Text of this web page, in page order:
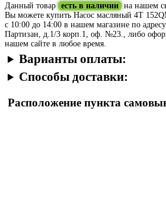
Данный товар есть в наличии на нашем
Вы можете купить Насос масляный 4Т
с 10:00 до 14:00 в нашем магазине по
Партизан, д.1/3 корп.1, оф. №23., либо
нашем сайте в любое время.
Варианты оплаты:
Способы доставки:
Расположение пункта